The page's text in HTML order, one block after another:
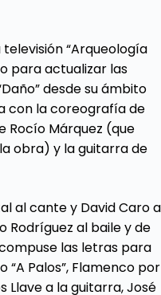
“Arqueología
para actualizar las
desde su ámbito
con la coreografía de
Rocío Márquez (que
obra) y la guitarra de
al cante y David Caro a
Rodríguez al baile y de
las letras para
Palos”, Flamenco por
Llave a la guitarra, José